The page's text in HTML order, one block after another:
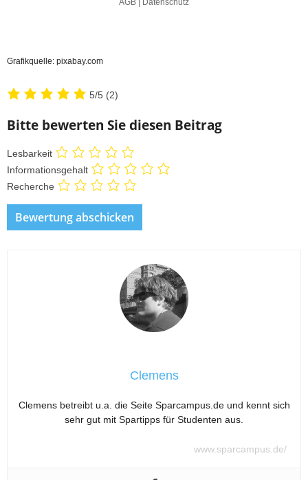
Grafikquelle: pixabay.com
5/5 (2)
Bitte bewerten Sie diesen Beitrag
Lesbarkeit
Informationsgehalt
Recherche
Clemens
Clemens betreibt u.a. die Seite Sparcampus.de und kennt sich
sehr gut mit Spartipps für Studenten aus.
www.sparcampus.de/